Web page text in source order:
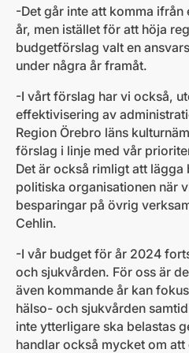
-Det går inte att komma
år, men istället för att höja
budgetförslag valt en
under några år framåt.
-I vårt förslag har vi också,
effektivisering av
Region Örebro läns
förslag i linje med vår
Det är också rimligt att lägga
politiska organisationen när
besparingar på övrig
Cehlin.
-I vår budget för år 2024
och sjukvården. För oss är
även kommande år kan
hälso- och sjukvården
inte ytterligare ska belastas
handlar också mycket om